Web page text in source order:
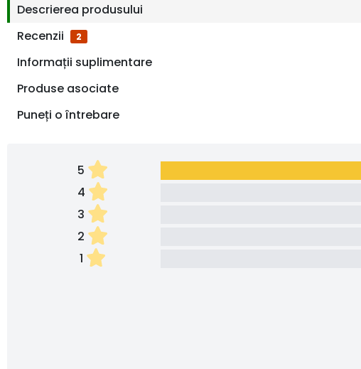
Descrierea produsului
Recenzii
2
Informații suplimentare
Produse asociate
Puneți o întrebare
5
4
3
2
1